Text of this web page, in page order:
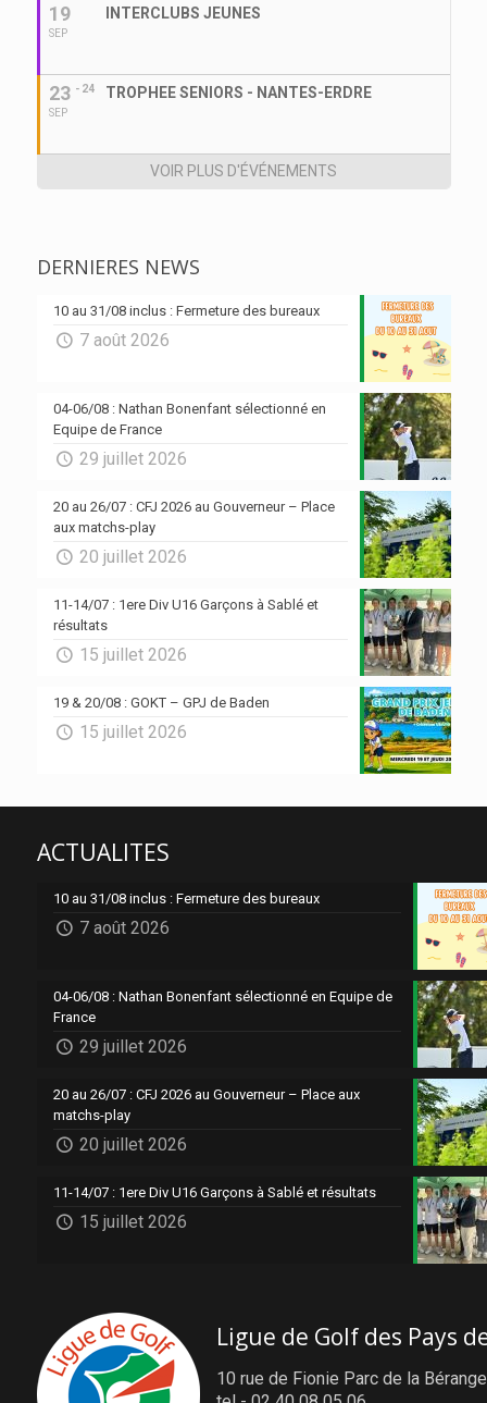
19
SEP
INTERCLUBS JEUNES
23
SEP
- 24 TROPHEE SENIORS - NANTES-ERDRE
VOIR PLUS D'ÉVÉNEMENTS
DERNIERES NEWS
10 au 31/08 inclus : Fermeture des bureaux
7 août 2026
04-06/08 : Nathan Bonenfant sélectionné en
Equipe de France
29 juillet 2026
20 au 26/07 : CFJ 2026 au Gouverneur – Place
aux matchs-play
20 juillet 2026
11-14/07 : 1ere Div U16 Garçons à Sablé et
résultats
15 juillet 2026
19 & 20/08 : GOKT – GPJ de Baden
15 juillet 2026
ACTUALITES
10 au 31/08 inclus : Fermeture des bureaux
7 août 2026
04-06/08 : Nathan Bonenfant sélectionné en Equipe de
France
29 juillet 2026
20 au 26/07 : CFJ 2026 au Gouverneur – Place aux
matchs-play
20 juillet 2026
11-14/07 : 1ere Div U16 Garçons à Sablé et résultats
15 juillet 2026
Ligue de Golf des Pays
10 rue de Fionie Parc de la